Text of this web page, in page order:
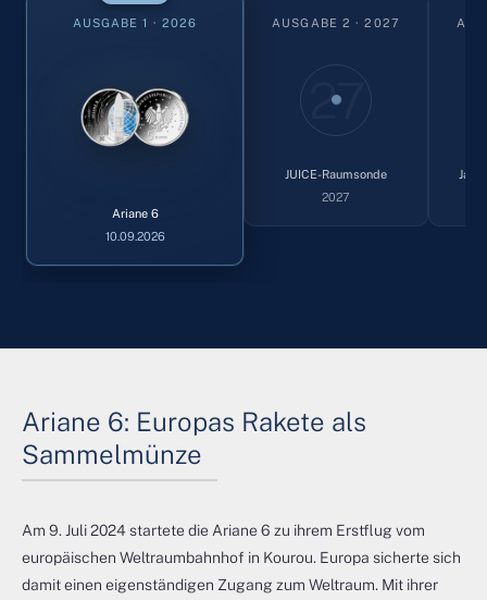
AUSGABE 1 · 2026
Ariane 6
10.09.2026
AUSGABE 2 · 2027
27
JUICE-Raumsonde
2027
Ariane 6: Europas Rakete als
Sammelmünze
Am 9. Juli 2024 startete die Ariane 6 zu ihrem Erstflug vom
europäischen Weltraumbahnhof in Kourou. Europa sicherte sich
damit einen eigenständigen Zugang zum Weltraum. Mit ihrer